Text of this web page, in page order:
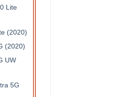
Lite
(2020)
(2020)
UW
5G